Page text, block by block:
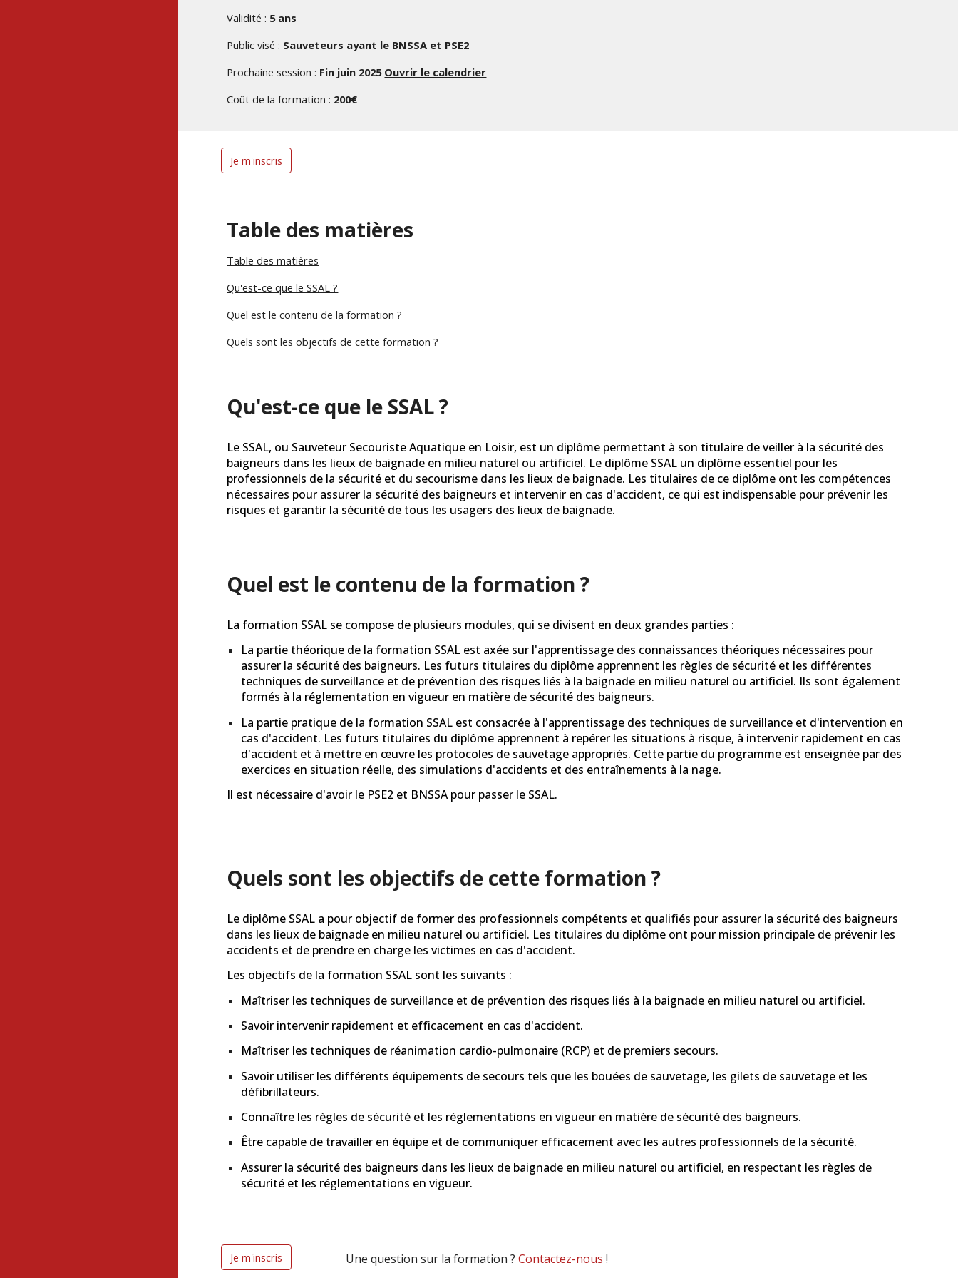
Validité : 5 ans
Public visé : Sauveteurs ayant le BNSSA et PSE2
Prochaine session : Fin juin 2025 Ouvrir le calendrier
Coût de la formation : 200€
Je m'inscris
Table des matières
Table des matières
Qu'est-ce que le SSAL ?
Quel est le contenu de la formation ?
Quels sont les objectifs de cette formation ?
Qu'est-ce que le SSAL?
Le SSAL, ou Sauveteur Secouriste Aquatique en Loisir, est un diplôme permettant à son titulaire de veiller à la sécurité des
baigneurs dans les lieux de baignade en milieu naturel ou artificiel. Le diplôme SSAL un diplôme essentiel pour les
professionnels de la sécurité et du secourisme dans les lieux de baignade. Les titulaires de ce diplôme ont les compétences
nécessaires pour assurer la sécurité des baigneurs et intervenir en cas d'accident, ce qui est indispensable pour prévenir les
risques et garantir la sécurité de tous les usagers des lieux de baignade.
Quel est le contenu de la formation ?
La formation SSAL se compose de plusieurs modules, qui se divisent en deux grandes parties :
La partie théorique de la formation SSAL est axée sur l'apprentissage des connaissances théoriques nécessaires pour
assurer la sécurité des baigneurs. Les futurs titulaires du diplôme apprennent les règles de sécurité et les différentes
techniques de surveillance et de prévention des risques liés à la baignade en milieu naturel ou artificiel. Ils sont également
formés à la réglementation en vigueur en matière de sécurité des baigneurs.
La partie pratique de la formation SSAL est consacrée à l'apprentissage des techniques de surveillance et d'intervention en
cas d'accident. Les futurs titulaires du diplôme apprennent à repérer les situations à risque, à intervenir rapidement en cas
d'accident et à mettre en œuvre les protocoles de sauvetage appropriés. Cette partie du programme est enseignée par des
exercices en situation réelle, des simulations d'accidents et des entraînements à la nage.
Il est nécessaire d'avoir le PSE2 et BNSSApour passer le SSAL.
Quels sont les objectifs de cette formation ?
Le diplôme SSAL a pour objectif de former des professionnels compétents et qualifiés pour assurer la sécurité des baigneurs
dans les lieux de baignade en milieu naturel ou artificiel. Les titulaires du diplôme ont pour mission principale de prévenir les
accidents et de prendre en charge les victimes en cas d'accident.
Les objectifs de la formation SSAL sont les suivants :
Maîtriser les techniques de surveillance et de prévention des risques liés à la baignade en milieu naturel ou artificiel.
Savoir intervenir rapidement et efficacement en cas d'accident.
Maîtriser les techniques de réanimation cardio-pulmonaire (RCP) et de premiers secours.
Savoir utiliser les différents équipements de secours tels que les bouées de sauvetage, les gilets de sauvetage et les
défibrillateurs.
Connaître les règles de sécurité et les réglementations en vigueur en matière de sécurité des baigneurs.
Être capable de travailler en équipe et de communiquer efficacement avec les autres professionnels de la sécurité.
Assurer la sécurité des baigneurs dans les lieux de baignade en milieu naturel ou artificiel, en respectant les règles de
sécurité et les réglementations en vigueur.
Je m'inscris Une question sur la formation ? Contactez-nous !